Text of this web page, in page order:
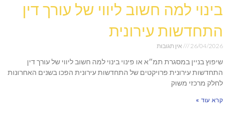
בינוי למה חשוב ליווי של עורך דין
התחדשות עירונית
26/04/2026 אין תגובות
שיפוץ בניין במסגרת תמ״א או פינוי בינוי למה חשוב ליווי של עורך דין
התחדשות עירונית פרויקטים של התחדשות עירונית הפכו בשנים האחרונות
לחלק מרכזי משוק
קרא עוד »